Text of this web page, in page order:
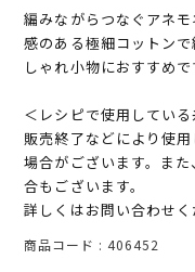
編みながらつなぐアネ
感のある極細コットン
しゃれ小物におすすめで
＜レシピで使用してい
販売終了などにより使
場合がございます。ま
合もございます。
詳しくはお問い合わせく
商品コード 406452